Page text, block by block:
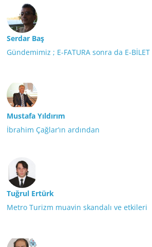
Serdar Baş
Gündemimiz ; E-FATURA sonra da E-BİLET
Mustafa Yıldırım
İbrahim Çağlar’ın ardından
Tuğrul Ertürk
Metro Turizm muavin skandalı ve etkileri